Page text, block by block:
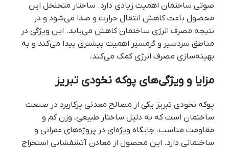
صوتی ساختمان اهمیت زیادی دارد. ساختار متخلخل این
محصول باعث کاهش انتقال حرارت و صدا می‌شود و در
نتیجه مصرف انرژی ساختمان کاهش می‌یابد. این ویژگی در
مناطق سردسیر و گرمسیر اهمیت بیشتری پیدا می‌کند و به
بهینه‌سازی مصرف انرژی کمک می‌کند.
مزایا و ویژگی‌های پوکه نخودی تبریز
پوکه نخودی تبریز یکی از مصالح معدنی پرکاربرد در صنعت
ساختمان است که به دلیل ساختار طبیعی، وزن کم و
مقاومت مناسب، جایگاه ویژه‌ای در پروژه‌های عمرانی و
ساختمانی دارد. این محصول از معادن آتشفشانی استخراج